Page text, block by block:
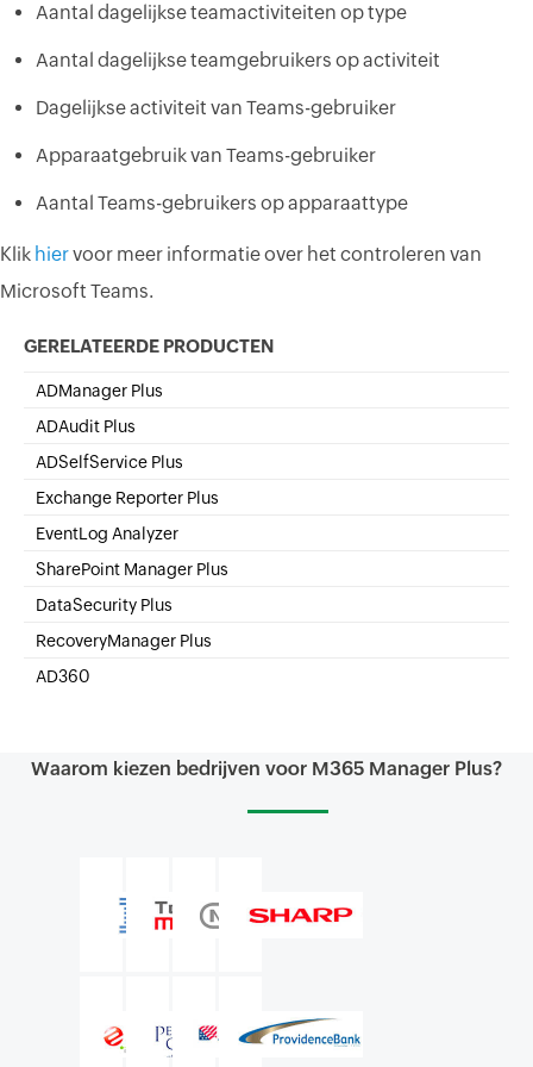
Aantal dagelijkse teamactiviteiten op type
Aantal dagelijkse teamgebruikers op activiteit
Dagelijkse activiteit van Teams-gebruiker
Apparaatgebruik van Teams-gebruiker
Aantal Teams-gebruikers op apparaattype
Klik hiervoor meer informatie over het controleren van
Microsoft Teams.
GERELATEERDE PRODUCTEN
ADManager Plus
Active Directory Management & Reporting
ADAudit Plus
Real-time Active Directory Auditing
ADSelfService Plus
Self-Service Password Management
Exchange Reporter Plus
Exchange Server Auditing & Reporting
EventLog Analyzer
Real-time Log Analysis & Reporting
SharePoint Manager Plus
SharePoint Online Management
DataSecurity Plus
File server auditing & data discovery
RecoveryManager Plus
Enterprise backup and recovery tool
AD360
Waarom kiezen bedrijven voor M365 Manager Plus?